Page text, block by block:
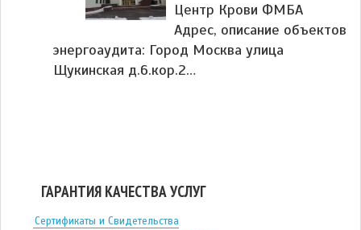
Центр Крови ФМБА
Адрес, описание объектов
энергоаудита: Город Москва улица
Щукинская д.6.кор.2…
ГАРАНТИЯ КАЧЕСТВА УСЛУГ
Сертификаты и Свидетельства